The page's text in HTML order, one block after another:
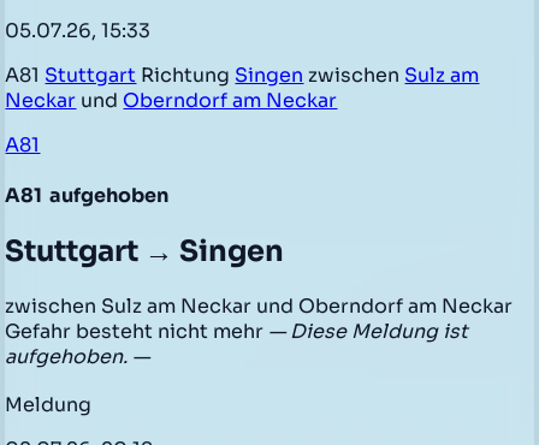
05.07.26, 15:33
A81 Stuttgart Richtung Singen zwischen Sulz am
Neckar und Oberndorf am Neckar
A81
A81 aufgehoben
Stuttgart → Singen
zwischen Sulz am Neckar und Oberndorf am Neckar
Gefahr besteht nicht mehr — Diese Meldung ist
aufgehoben. —
Meldung